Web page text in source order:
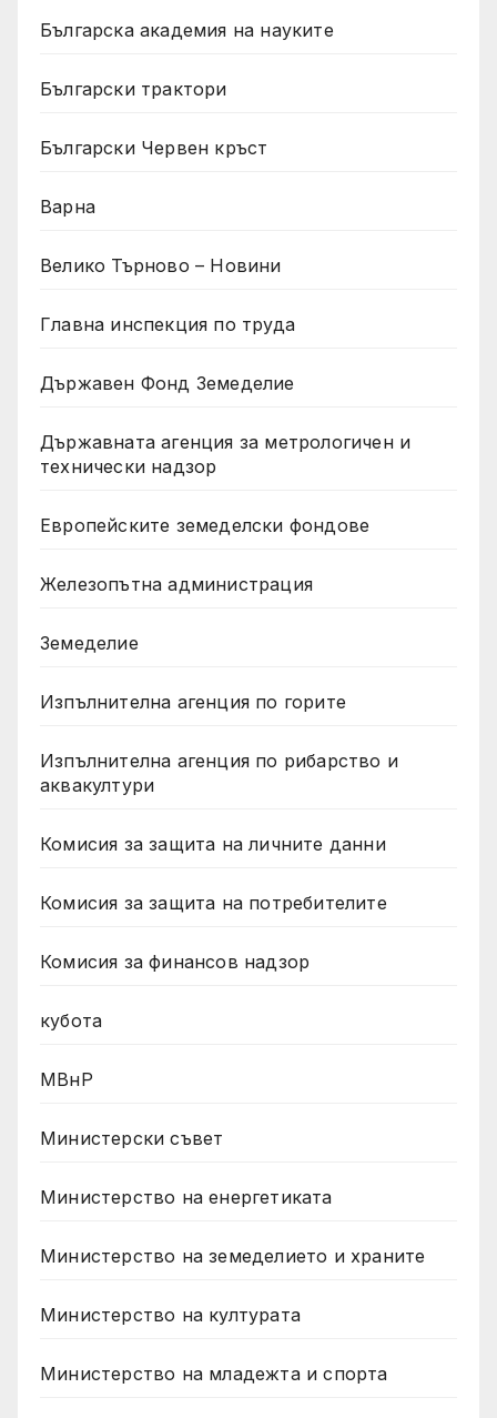
Българска академия на науките
Български трактори
Български Червен кръст
Варна
Велико Търново – Новини
Главна инспекция по труда
Държавен Фонд Земеделие
Държавната агенция за метрологичен и
технически надзор
Европейските земеделски фондове
Железопътна администрация
Земеделие
Изпълнителна агенция по горите
Изпълнителна агенция по рибарство и
аквакултури
Комисия за защита на личните данни
Комисия за защита на потребителите
Комисия за финансов надзор
кубота
МВнР
Министерски съвет
Министерство на енергетиката
Министерство на земеделието и храните
Министерство на културата
Министерство на младежта и спорта